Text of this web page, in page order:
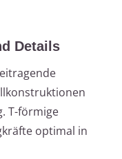
Details
T-förmige
optimal in